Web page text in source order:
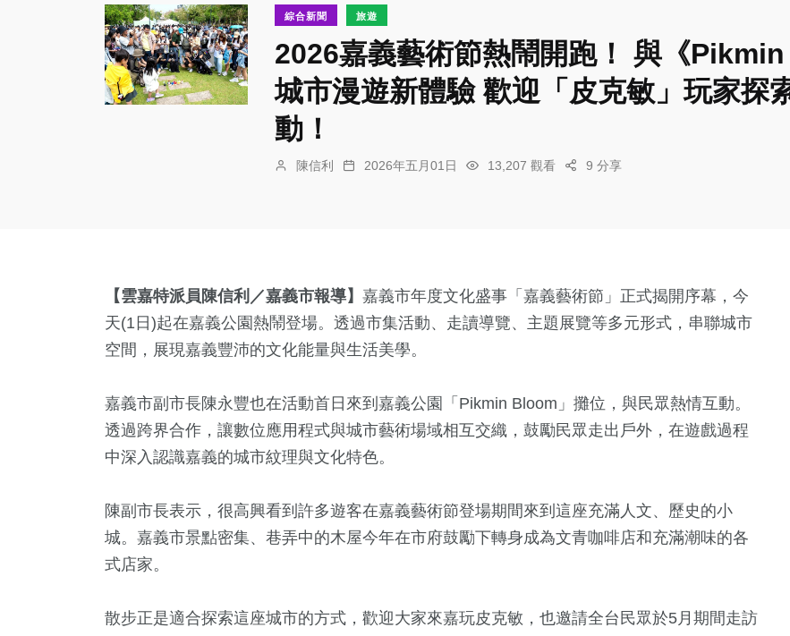
綜合新聞 旅遊
2026嘉義藝術節熱鬧開跑！ 與《
城市漫遊新體驗 歡迎「皮克敏」玩家探
動！
陳信利 2026年五月01日 13,207 觀看 9 分享
【雲嘉特派員陳信利／嘉義市報導】 嘉義市年度文化盛事「嘉義藝術節」正式揭開序幕，今
天(1日)起在嘉義公園熱鬧登場。透過市集活動、走讀導覽、主題展覽等多元形式，串聯城市
空間，展現嘉義豐沛的文化能量與生活美學。
嘉義市副市長陳永豐也在活動首日來到嘉義公園「Pikmin Bloom」攤位，與民眾熱情互動。
透過跨界合作，讓數位應用程式與城市藝術場域相互交織，鼓勵民眾走出戶外，在遊戲過程
中深入認識嘉義的城市紋理與文化特色。
陳副市長表示，很高興看到許多遊客在嘉義藝術節登場期間來到這座充滿人文、歷史的小
城。嘉義市景點密集、巷弄中的木屋今年在市府鼓勵下轉身成為文青咖啡店和充滿潮味的各
式店家。
散步正是適合探索這座城市的方式，歡迎大家來嘉玩皮克敏，也邀請全台民眾於5月期間走訪